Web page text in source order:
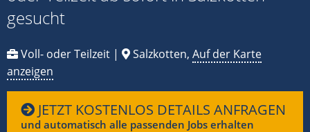
gesucht
Voll- oder Teilzeit | Salzkotten, Auf der Karte
anzeigen
JETZT KOSTENLOS DETAILS ANFRAGEN
und automatisch alle passenden Jobs erhalten